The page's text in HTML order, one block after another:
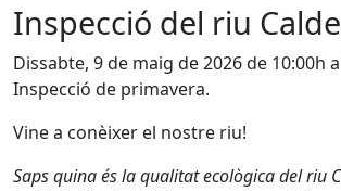
Inspecció del riu
Dissabte, 9 de maig de 2026 de 10:00h
Inspecció de primavera.
Vine a conèixer el nostre riu!
Saps quina és la qualitat ecològica del riu